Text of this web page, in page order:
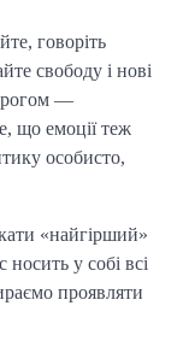
говоріть
свободу і нові
—
що емоції теж
особисто,
«найгірший»
у собі всі
проявляти